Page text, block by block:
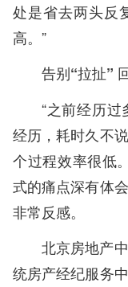
处是省去两头反
高。”
告别“拉扯”
“之前经历
经历，耗时久不
个过程效率很低
式的痛点深有体
非常反感。
北京房地产
统房产经纪服务